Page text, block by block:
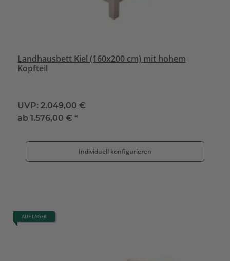
Landhausbett Kiel (160x200 cm) mit hohem
Kopfteil
UVP: 2.049,00 €
ab1.576,00 € *
Individuell konfigurieren
AUF LAGER